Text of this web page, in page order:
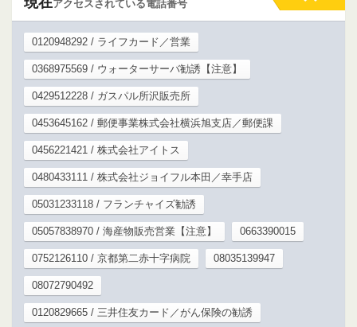
アクセスされている電話番号
0120948292 / ライフカード／営業
0368975569 / ウォーターサーバ勧誘【注意】
0429512228 / ガスパル所沢販売所
0453645162 / 郵便事業株式会社横浜旭支店／郵便課
0456221421 / 株式会社アイトス
0480433111 / 株式会社ジョイフル本田／幸手店
05031233118 / フランチャイズ勧誘
05057838970 / 海産物販売営業【注意】 0663390015
0752126110 / 京都第二赤十字病院 08035139947
08072790492
0120829665 / 三井住友カード／がん保険の勧誘